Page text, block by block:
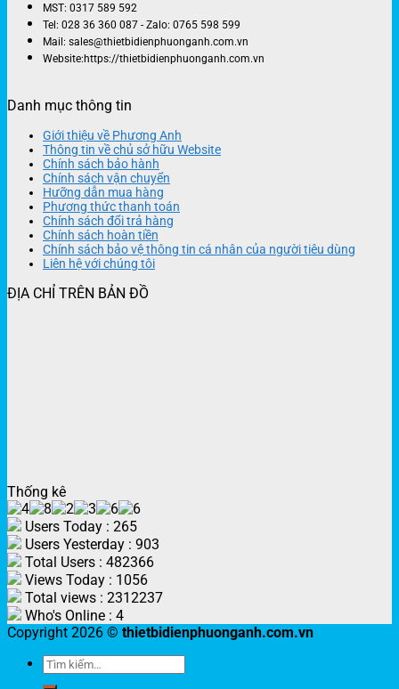
MST: 0317 589 592
Tel: 028 36 360 087 - Zalo: 0765 598 599
Mail: sales@thietbidienphuonganh.com.vn
Website:https://thietbidienphuonganh.com.vn
Danh mục thông tin
Giới thiệu về Phương Anh
Thông tin về chủ sở hữu Website
Chính sách bảo hành
Chính sách vận chuyển
Hưỡng dẫn mua hàng
Phương thức thanh toán
Chính sách đổi trả hàng
Chính sách hoàn tiền
Chính sách bảo vệ thông tin cá nhân của người tiêu dùng
Liên hệ với chúng tôi
ĐỊA CHỈ TRÊN BẢN ĐỒ
Thống kê
Users Today : 265
Users Yesterday : 903
Total Users : 482366
Views Today : 1056
Total views : 2312237
Who's Online : 4
Copyright 2026 © thietbidienphuonganh.com.vn